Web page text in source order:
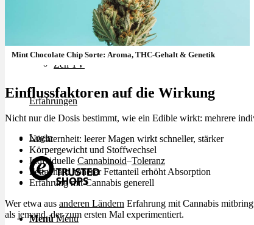
Cannabis Karte
Zen TV
Erfahrungen
Login
Menü Menü
Mint Chocolate Chip Sorte: Aroma, THC-Gehalt & Genetik
Einflussfaktoren auf die Wirkung
Nicht nur die Dosis bestimmt, wie ein Edible wirkt: mehrere
Nüchternheit: leerer Magen wirkt schneller, stärker
Körpergewicht und Stoffwechsel
Individuelle Cannabinoid–Toleranz
Fettgehalt: höherer Fettanteil erhöht Absorption
Erfahrung mit Cannabis generell
Wer etwa aus anderen Ländern Erfahrung mit Cannabis
als jemand, der zum ersten Mal experimentiert.